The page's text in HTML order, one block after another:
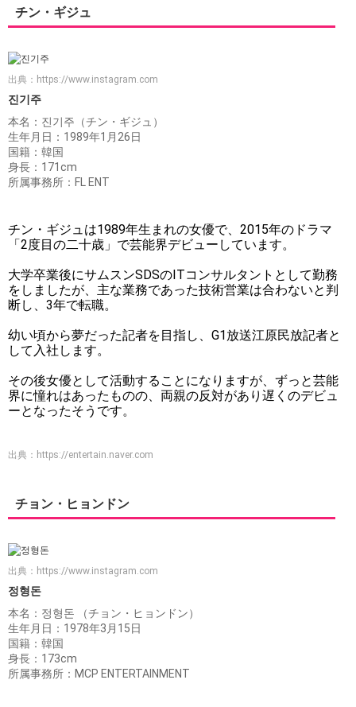
チン・ギジュ
出典： https://www.instagram.com
진기주
本名：진기주（チン・ギジュ）
生年月日：1989年1月26日
国籍：韓国
身長：171cm
所属事務所：FL ENT
チン・ギジュは1989年生まれの女優で、2015年のドラマ
「2度目の二十歳」で芸能界デビューしています。
大学卒業後にサムスンSDSのITコンサルタントとして勤務
をしましたが、主な業務であった技術営業は合わないと判
断し、3年で転職。
幼い頃から夢だった記者を目指し、G1放送江原民放記者と
して入社します。
その後女優として活動することになりますが、ずっと芸能
界に憧れはあったものの、両親の反対があり遅くのデビュ
ーとなったそうです。
出典： https://entertain.naver.com
チョン・ヒョンドン
出典： https://www.instagram.com
정형돈
本名：정형돈 （チョン・ヒョンドン）
生年月日：1978年3月15日
国籍：韓国
身長：173cm
所属事務所：MCP ENTERTAINMENT